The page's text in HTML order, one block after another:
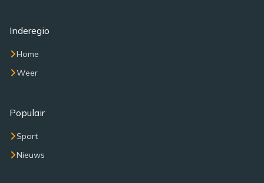
Inderegio
Home
Weer
Populair
Sport
Nieuws